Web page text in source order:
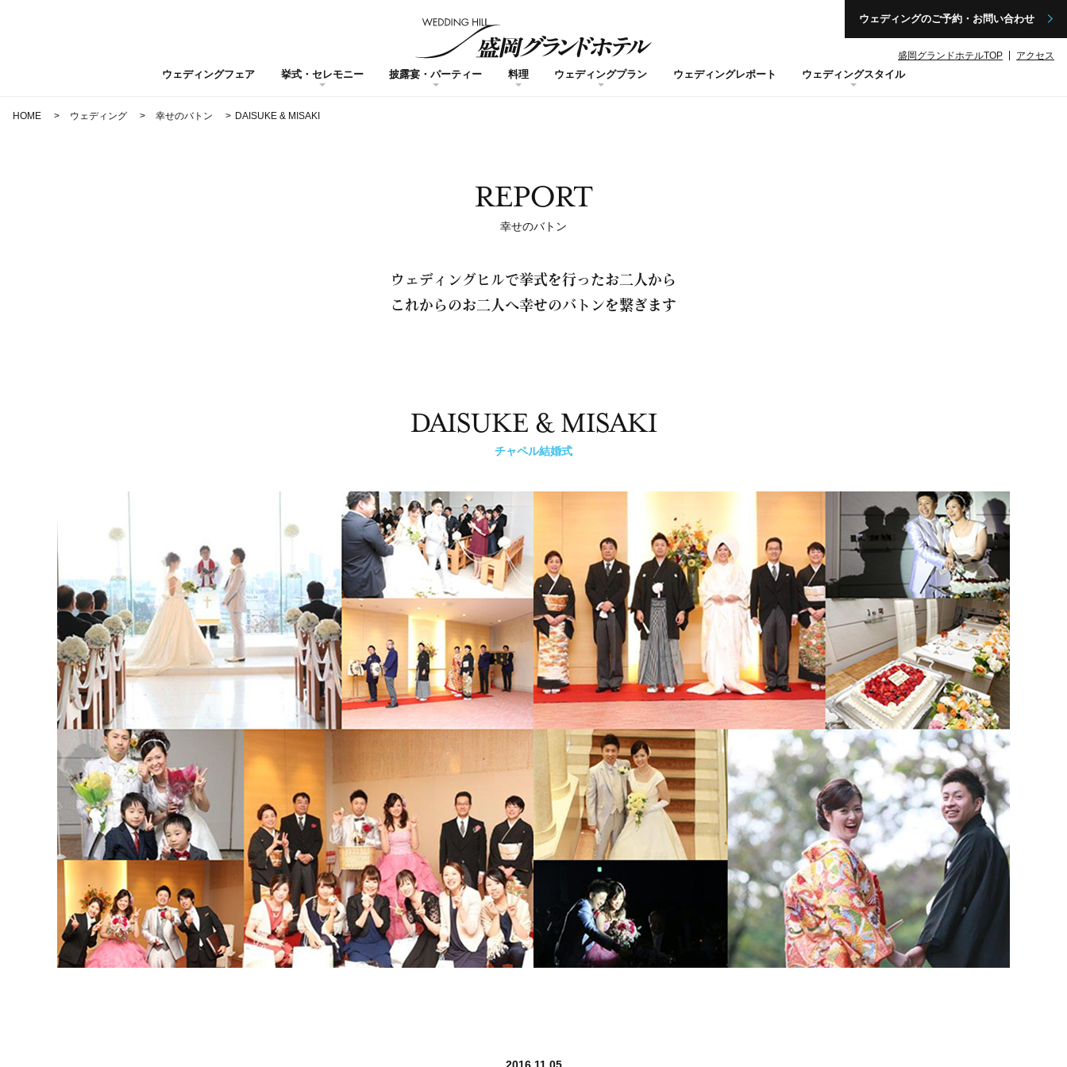
ウェディングのご予約・お問い合わせ
盛岡グランドホテルTOP アクセス
ウェディングフェア 挙式・セレモニー 披露宴・パーティー 料理 ウェディングプラン ウェディングレポート ウェディングスタイル
HOME ウェディング 幸せのバトン DAISUKE & MISAKI
REPORT
幸せのバトン
ウェディングヒルで挙式を行ったお二人から
これからのお二人へ幸せのバトンを繋ぎます
DAISUKE & MISAKI
チャペル結婚式